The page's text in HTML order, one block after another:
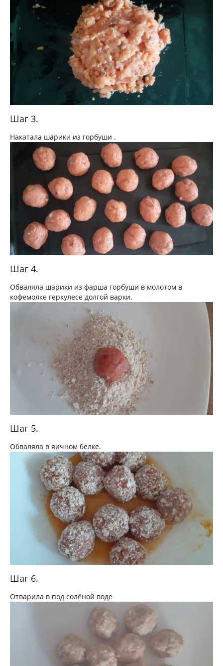
Шаг 3.
Накатала шарики из горбуши .
Шаг 4.
Обваляла шарики из фарша горбуши в молотом в
кофемолке геркулесе долгой варки.
Шаг 5.
Обваляла в яичном белке.
Шаг 6.
Отварила в под солёной воде